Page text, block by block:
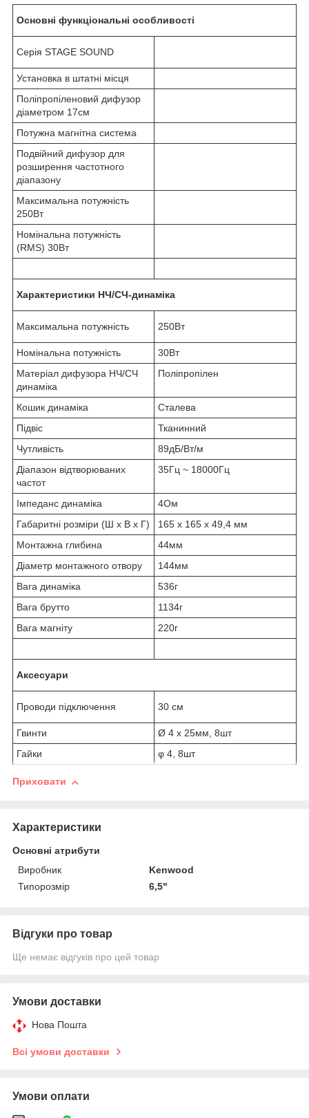
Основні функціональні особливості
Серія STAGE SOUND
Установка в штатні місця
Поліпропіленовий дифузор
діаметром 17см
Потужна магнітна система
Подвійний дифузор для
розширення частотного
діапазону
Максимальна потужність
250Вт
Номінальна потужність
(RMS) 30Вт
Характеристики НЧ/СЧ-динаміка
Максимальна потужність 250Вт
Номінальна потужність
30Вт
Матеріал дифузора НЧ/СЧ
динаміка
Поліпропілен
Кошик динаміка
Сталева
Підвіс
Тканинний
Чутливість
89дБ/Вт/м
Діапазон відтворюваних
частот
35Гц ~ 18000Гц
Імпеданс динаміка
4Ом
Габаритні розміри (Ш х В х Г)
165 x 165 x 49,4 мм
Монтажна глибина
44мм
Діаметр монтажного отвору
144мм
Вага динаміка
536г
Вага брутто
1134г
Вага магніту
220г
Аксесуари
Проводи підключення 30 см
Гвинти
Ø 4 x 25мм, 8шт
Гайки
φ 4, 8шт
Приховати
Характеристики
Основні атрибути
Виробник
Kenwood
Типорозмір
6,5"
Відгуки про товар
Ще немає відгуків про цей товар
Умови доставки
Нова Пошта
Всі умови доставки
Умови оплати